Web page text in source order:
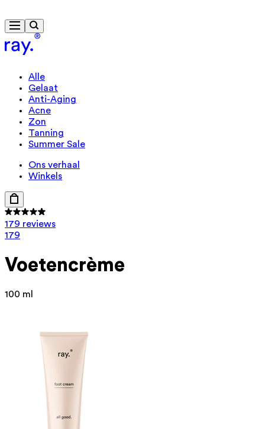
Alle
Gelaat
Anti-Aging
Acne
Zon
Tanning
Summer Sale
Ons verhaal
Winkels
179 reviews
179
Voetencrème
100 ml